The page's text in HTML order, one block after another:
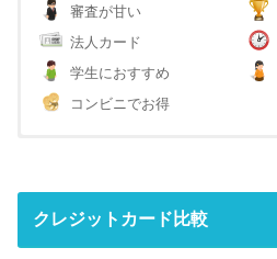
審査が甘い
法人カード
学生におすすめ
コンビニでお得
クレジットカード比較